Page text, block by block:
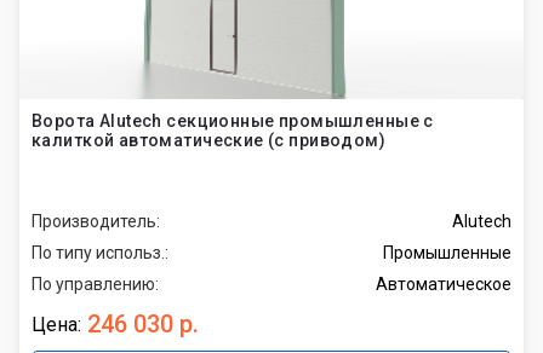
Ворота Alutech секционные промышленные с
калиткой автоматические (с приводом)
Производитель:
Alutech
По типу использ.:
Промышленные
По управлению:
Автоматическое
Цена: 246 030 р.